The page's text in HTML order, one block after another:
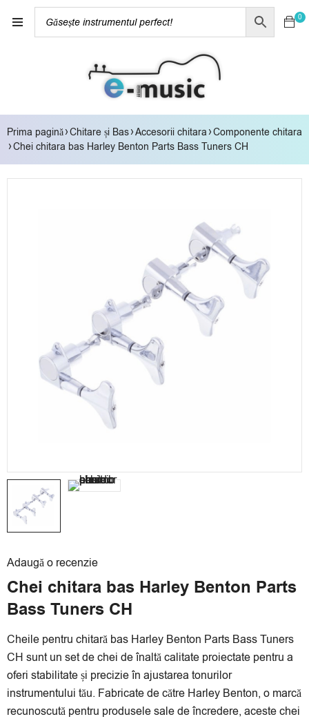
0
Prima pagină›Chitare și Bas›Accesorii chitara ›Componente chitara
›Chei chitara bas Harley Benton Parts Bass Tuners CH
Adaugă o recenzie
Chei chitara bas Harley Benton Parts
Bass Tuners CH
Cheile pentru chitară bas Harley Benton Parts Bass Tuners
CH sunt un set de chei de înaltă calitate proiectate pentru a
oferi stabilitate și precizie în ajustarea tonurilor
instrumentului tău. Fabricate de către Harley Benton, o marcă
recunoscută pentru produsele sale de încredere, aceste chei